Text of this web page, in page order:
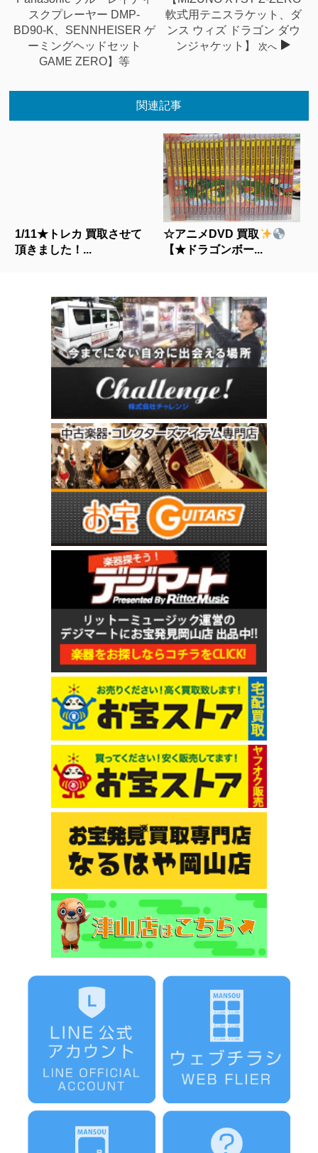
スクプレーヤー DMP-
BD90-K、SENNHEISER ゲ
ーミングヘッドセット
GAME ZERO】等
軟式用テニスラケット、ダ
ンス ウィズ ドラゴン ダウ
ンジャケット】
次へ
関連記事
1/11★トレカ 買取させて
頂きました！...
☆アニメDVD 買取
【★ドラゴンボー...